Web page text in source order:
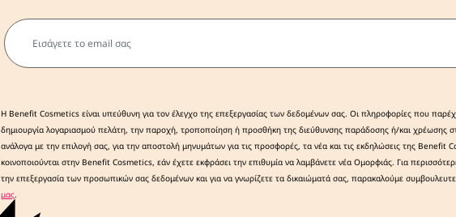
Εισάγετε το email σας
Η Benefit Cosmetics είναι υπεύθυνη για τον έλεγχο της επεξεργασίας των δεδομένων σας. Οι πληροφορίες που
δημιουργία λογαριασμού πελάτη, την παροχή, τροποποίηση ή προσθήκη της διεύθυνσης παράδοσης ή/και χρέωσης
ανάλογα με την επιλογή σας, για την αποστολή μηνυμάτων για τις προσφορές, τα νέα και τις εκδηλώσεις της Benefit
κοινοποιούνται στην Benefit Cosmetics, εάν έχετε εκφράσει την επιθυμία να λαμβάνετε νέα Ομορφιάς. Για
την επεξεργασία των προσωπικών σας δεδομένων και για να γνωρίζετε τα δικαιώματά σας, παρακαλούμε
μας.